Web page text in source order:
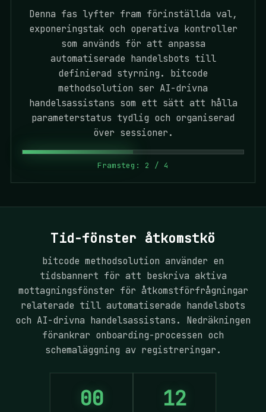
Denna fas lyfter fram förinställda val,
exponeringstak och operativa kontroller
som används för att anpassa
automatiserade handelsbots till
definierad styrning. bitcode
methodsolution ser AI-drivna
handelsassistans som ett sätt att hålla
parameterstatus tydlig och organiserad
över sessioner.
Framsteg: 2 / 4
Tid-fönster åtkomstkö
bitcode methodsolution använder en
tidsbannert för att beskriva aktiva
mottagningsfönster för åtkomstförfrågningar
relaterade till automatiserade handelsbots
och AI-drivna handelsassistans. Nedräkningen
förankrar onboarding-processen och
schemaläggning av registreringar.
00 12